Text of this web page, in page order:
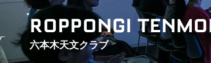
ROPPONGI
六本木天文クラブ